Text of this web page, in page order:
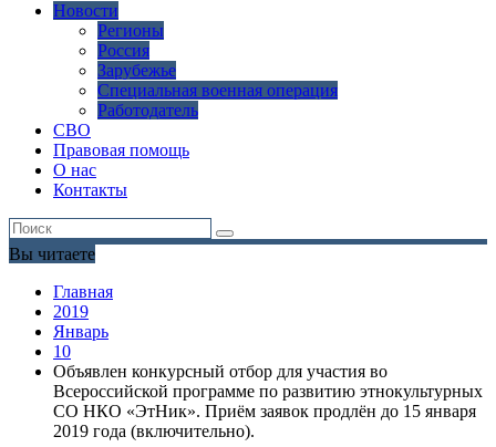
Новости
Регионы
Россия
Зарубежье
Специальная военная операция
Работодатель
СВО
Правовая помощь
О нас
Контакты
Вы читаете
Главная
2019
Январь
10
Объявлен конкурсный отбор для участия во
Всероссийской программе по развитию этнокультурных
СО НКО «ЭтНик». Приём заявок продлён до 15 января
2019 года (включительно).